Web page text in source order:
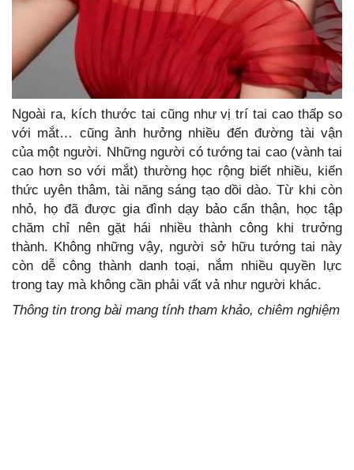
Ngoài ra, kích thước tai cũng như vị trí tai cao thấp so
với mắt… cũng ảnh hưởng nhiều đến đường tài vận
của một người. Những người có tướng tai cao (vành tai
cao hơn so với mắt) thường học rộng biết nhiều, kiến
thức uyên thâm, tài năng sáng tạo dồi dào. Từ khi còn
nhỏ, họ đã được gia đình dạy bảo cẩn thận, học tập
chăm chỉ nên gặt hái nhiều thành công khi trưởng
thành. Không những vậy, người sở hữu tướng tai này
còn dễ công thành danh toại, nắm nhiều quyền lực
trong tay mà không cần phải vất vả như người khác.
Thông tin trong bài mang tính tham khảo, chiêm nghiệm